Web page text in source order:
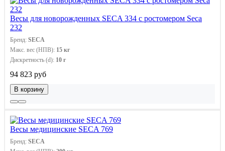
Весы для новорожденных SECA 334 с ростомером Seca
232
Бренд: SECA
Макс. вес (НПВ): 15 кг
Дискретность (d): 10 г
94 823 руб
В корзину
Весы медицинские SECA 769
Бренд: SECA